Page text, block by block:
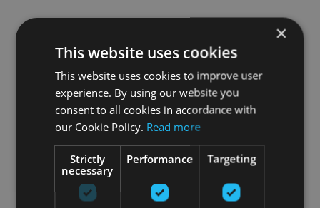
×
This website uses cookies
This website uses cookies to improve user
experience. By using our website you
consent to all cookies in accordance with
our Cookie Policy. Read more
Strictly
necessary
Performance Targeting